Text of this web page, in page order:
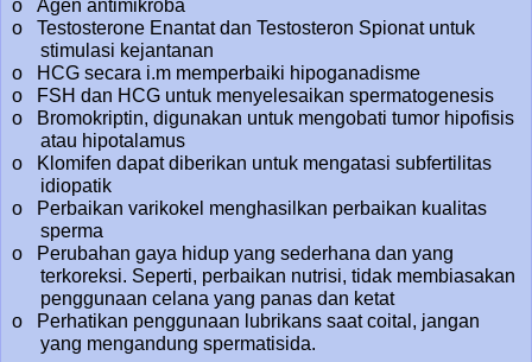
o Agen antimikroba
o Testosterone Enantat dan Testosteron Spionat untuk
stimulasi kejantanan
o HCG secara i.m memperbaiki hipoganadisme
o FSH dan HCG untuk menyelesaikan spermatogenesis
o Bromokriptin, digunakan untuk mengobati tumor hipofisis
atau hipotalamus
o Klomifen dapat diberikan untuk mengatasi subfertilitas
idiopatik
o Perbaikan varikokel menghasilkan perbaikan kualitas
sperma
o Perubahan gaya hidup yang sederhana dan yang
terkoreksi. Seperti, perbaikan nutrisi, tidak membiasakan
penggunaan celana yang panas dan ketat
o Perhatikan penggunaan lubrikans saat coital, jangan
yang mengandung spermatisida.